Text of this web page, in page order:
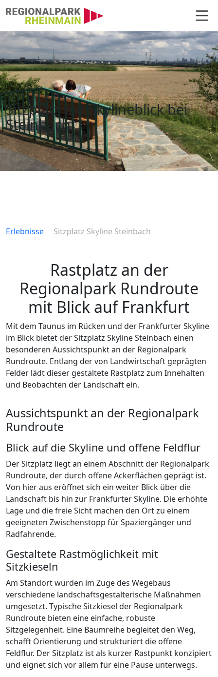
Sitzplatz Skyline Steinbach
Hauptnavigation
Sitzplatz mit Skylineblick bei
Steinbach
Erlebnisse Sitzplatz Skyline Steinbach
Rastplatz an der
Regionalpark Rundroute
mit Blick auf Frankfurt
Mit dem Taunus im Rücken und der Frankfurter Skyline
im Blick bietet der Sitzplatz Skyline Steinbach einen
besonderen Aussichtspunkt an der Regionalpark
Rundroute. Entlang der von Landwirtschaft geprägten
Felder lädt dieser gestaltete Rastplatz zum Innehalten
und Beobachten der Landschaft ein.
Aussichtspunkt an der Regionalpark
Rundroute
Blick auf die Skyline und offene Feldflur
Der Sitzplatz liegt an einem Abschnitt der Regionalpark
Rundroute, der durch offene Ackerflächen geprägt ist.
Von hier aus eröffnet sich ein weiter Blick über die
Landschaft bis hin zur Frankfurter Skyline. Die erhöhte
Lage und die freie Sicht machen den Ort zu einem
geeigneten Zwischenstopp für Spaziergänger und
Radfahrende.
Gestaltete Rastmöglichkeit mit
Sitzkieseln
Am Standort wurden im Zuge des Wegebaus
verschiedene landschaftsgestalterische Maßnahmen
umgesetzt. Typische Sitzkiesel der Regionalpark
Rundroute bieten eine einfache, robuste
Sitzgelegenheit. Eine Baumreihe begleitet den Weg,
schafft Orientierung und strukturiert die offene
Feldflur. Der Sitzplatz ist als kurzer Rastpunkt konzipiert
und eignet sich vor allem für eine Pause unterwegs.